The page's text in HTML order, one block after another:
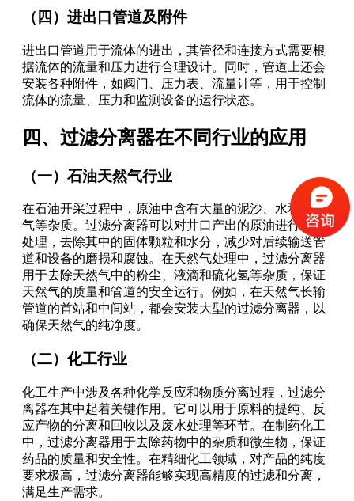
（四）进出口管道及附件
进出口管道用于流体的进出，其管径和连接方式需要根
据流体的流量和压力进行合理设计。同时，管道上还会
安装各种附件，如阀门、压力表、流量计等，用于控制
流体的流量、压力和监测设备的运行状态。
四、过滤分离器在不同行业的应用
（一）石油天然气行业
在石油开采过程中，原油中含有大量的泥沙、水和天然
气等杂质。过滤分离器可以对井口产出的原油进行初步
处理，去除其中的固体颗粒和水分，减少对后续输送管
道和设备的磨损和腐蚀。在天然气处理中，过滤分离器
用于去除天然气中的粉尘、液滴和硫化氢等杂质，保证
天然气的质量和管道的安全运行。例如，在天然气长输
管道的首站和中间站，都会安装大型的过滤分离器，以
确保天然气的纯净度。
（二）化工行业
化工生产中涉及各种化学反应和物质分离过程，过滤分
离器在其中起着关键作用。它可以用于原料的提纯、反
应产物的分离和回收以及废水处理等环节。在制药化工
中，过滤分离器用于去除药物中的杂质和微生物，保证
药品的质量和安全性。在精细化工领域，对产品的纯度
要求极高，过滤分离器能够实现高精度的过滤和分离，
满足生产需求。